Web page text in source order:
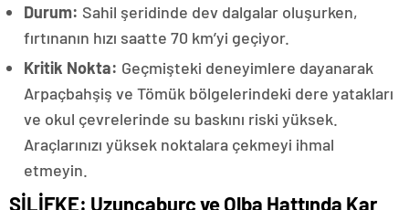
Durum: Sahil şeridinde dev dalgalar oluşurken,
fırtınanın hızı saatte 70 km’yi geçiyor.
Kritik Nokta: Geçmişteki deneyimlere dayanarak
Arpaçbahşiş ve Tömük bölgelerindeki dere yatakları
ve okul çevrelerinde su baskını riski yüksek.
Araçlarınızı yüksek noktalara çekmeyi ihmal
etmeyin.
SİLİFKE: Uzuncaburç ve Olba Hattında Kar